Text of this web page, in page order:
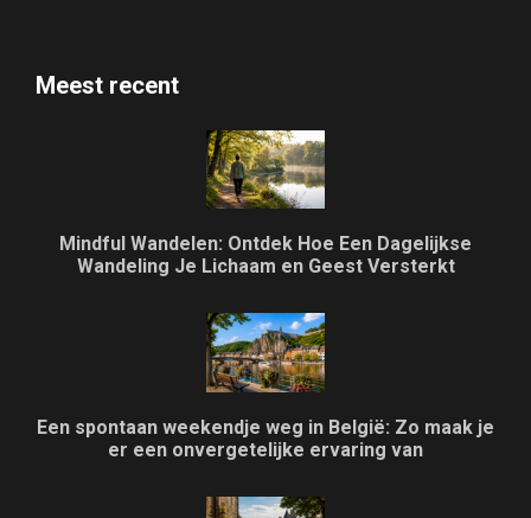
Meest recent
Mindful Wandelen: Ontdek Hoe Een Dagelijkse
Wandeling Je Lichaam en Geest Versterkt
Een spontaan weekendje weg in België: Zo maak je
er een onvergetelijke ervaring van